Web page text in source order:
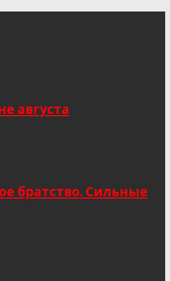
августа
братство. Сильные